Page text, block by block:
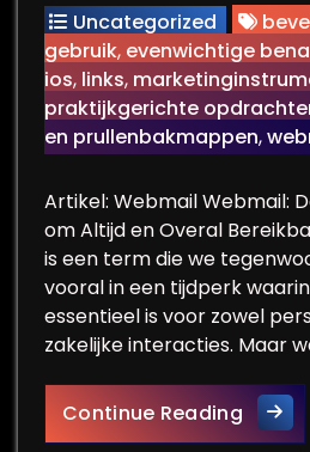
Uncategorized
gebruik, evenwichtige
ios, links,
praktijkgerichte
en prullenbakmappen,
Artikel: Webmail Webmail:
om Altijd en Overal
is een term die we
vooral in een tijdperk
essentieel is voor zowel
zakelijke interacties. Maar
Continue ReadingDe